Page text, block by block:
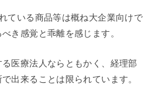
ている商品等は概ね大企業向けで
き感覚と乖離を感じます。
医療法人ならともかく、経理部
出来ることは限られています。